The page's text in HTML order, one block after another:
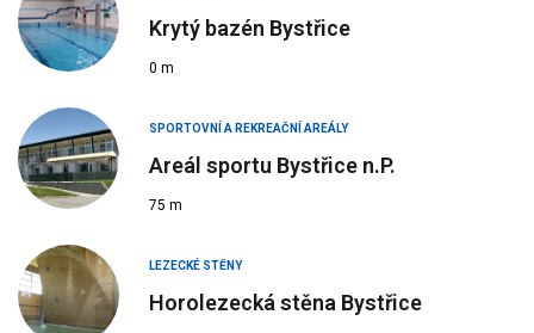
Krytý bazén Bystřice
0 m
SPORTOVNÍ A REKREAČNÍ AREÁLY
Areál sportu Bystřice n.P.
75 m
LEZECKÉ STĚNY
Horolezecká stěna Bystřice